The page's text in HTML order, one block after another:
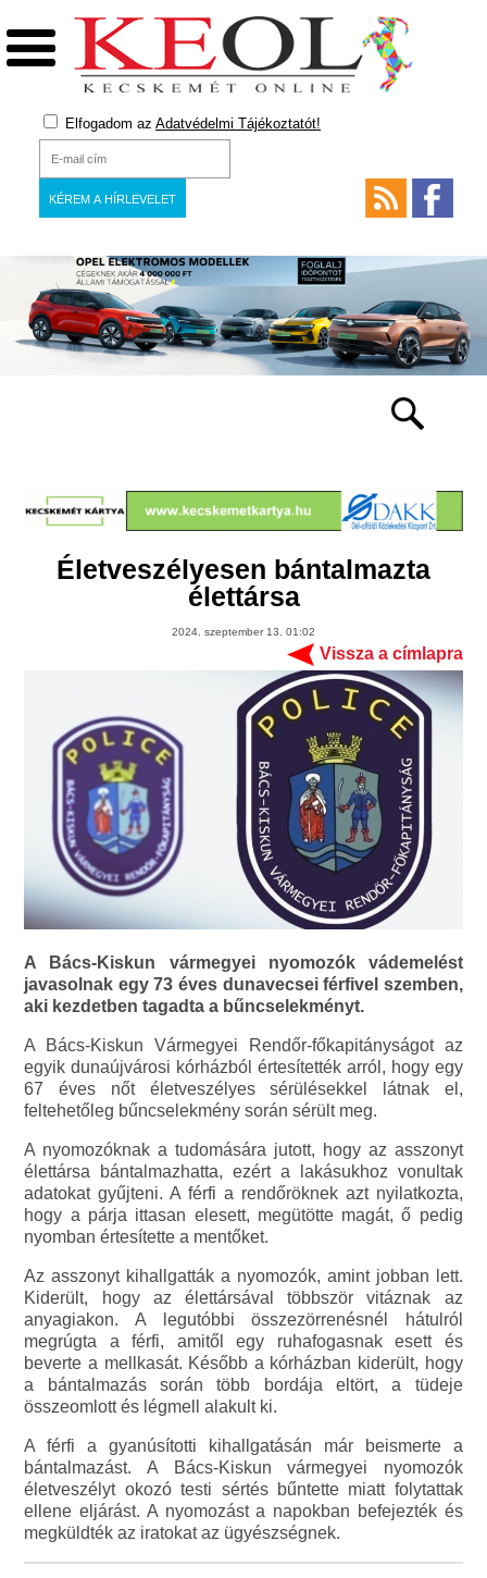
Elfogadom az Adatvédelmi Tájékoztatót!
Életveszélyesen bántalmazta
élettársa
2024. szeptember 13. 01:02
Vissza a címlapra
A Bács-Kiskun vármegyei nyomozók vádemelést
javasolnak egy 73 éves dunavecsei férfivel szemben,
aki kezdetben tagadta a bűncselekményt.
A Bács-Kiskun Vármegyei Rendőr-főkapitányságot az
egyik dunaújvárosi kórházból értesítették arról, hogy egy
67 éves nőt életveszélyes sérülésekkel látnak el,
feltehetőleg bűncselekmény során sérült meg.
A nyomozóknak a tudomására jutott, hogy az asszonyt
élettársa bántalmazhatta, ezért a lakásukhoz vonultak
adatokat gyűjteni. A férfi a rendőröknek azt nyilatkozta,
hogy a párja ittasan elesett, megütötte magát, ő pedig
nyomban értesítette a mentőket.
Az asszonyt kihallgatták a nyomozók, amint jobban lett.
Kiderült, hogy az élettársával többször vitáznak az
anyagiakon. A legutóbbi összezörrenésnél hátulról
megrúgta a férfi, amitől egy ruhafogasnak esett és
beverte a mellkasát. Később a kórházban kiderült, hogy
a bántalmazás során több bordája eltört, a tüdeje
összeomlott és légmell alakult ki.
A férfi a gyanúsítotti kihallgatásán már beismerte a
bántalmazást. A Bács-Kiskun vármegyei nyomozók
életveszélyt okozó testi sértés bűntette miatt folytattak
ellene eljárást. A nyomozást a napokban befejezték és
megküldték az iratokat az ügyészségnek.